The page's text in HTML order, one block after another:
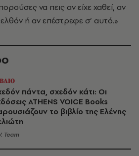
να πεις αν είχε χαθεί, αν
ή αν επέστρεφε σ’ αυτό.»
πάντα, σχεδόν κάτι: Οι
ATHENS VOICE Books
το βιβλίο της Ελένης
Team